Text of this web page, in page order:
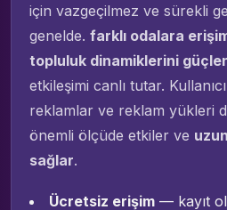
için vazgeçilmez ve sürekli
genelde. farklı odalara
topluluk dinamiklerini
etkileşimi canlı tutar.
reklamlar ve reklam yükleri
önemli ölçüde etkiler ve
sağlar.
Ücretsiz erişim — kayıt